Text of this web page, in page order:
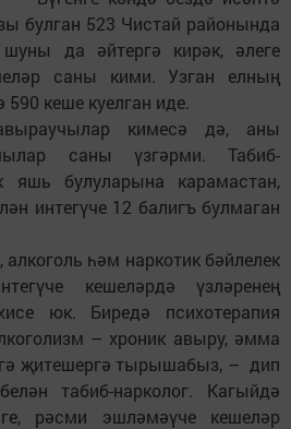
булган 523 Чистай районында
да әйтергә кирәк, әлеге
саны кими. Узган елның
кеше куелган иде.
кимесә дә, аны
саны үзгәрми. Табиб-
яшь булуларына карамастан,
интегүче 12 балигъ булмаган
һәм наркотик бәйлелек
кешеләрдә үзләренең
юк. Биредә психотерапия
– хроник авыру, әмма
җитешергә тырышабыз, – дип
табиб-нарколог. Кагыйдә
рәсми эшләмәүче кешеләр